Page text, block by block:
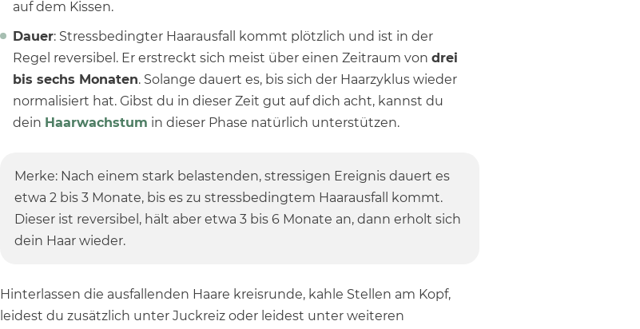
auf dem Kissen.
Dauer: Stressbedingter Haarausfall kommt plötzlich und ist in der
Regel reversibel. Er erstreckt sich meist über einen Zeitraum von drei
bis sechs Monaten. Solange dauert es, bis sich der Haarzyklus wieder
normalisiert hat. Gibst du in dieser Zeit gut auf dich acht, kannst du
dein Haarwachstum in dieser Phase natürlich unterstützen.
Merke: Nach einem stark belastenden, stressigen Ereignis dauert es
etwa 2 bis 3 Monate, bis es zu stressbedingtem Haarausfall kommt.
Dieser ist reversibel, hält aber etwa 3 bis 6 Monate an, dann erholt sich
dein Haar wieder.
Hinterlassen die ausfallenden Haare kreisrunde, kahle Stellen am Kopf,
leidest du zusätzlich unter Juckreiz oder leidest unter weiteren